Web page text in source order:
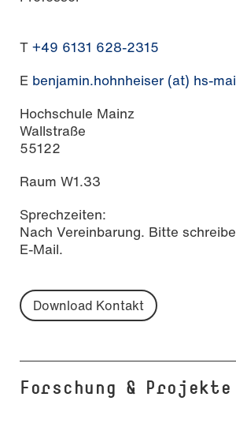
T +49 6131 628-2315
E benjamin.hohnheiser (at) hs-
Hochschule Mainz
Wallstraße
55122
Raum W1.33
Sprechzeiten:
Nach Vereinbarung. Bitte
E-Mail.
Download Kontakt
Forschung & Projekte